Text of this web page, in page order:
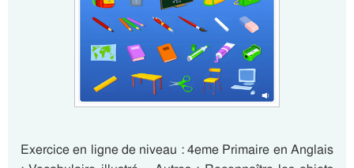
Exercice en ligne de niveau : 4eme Primaire en Anglais